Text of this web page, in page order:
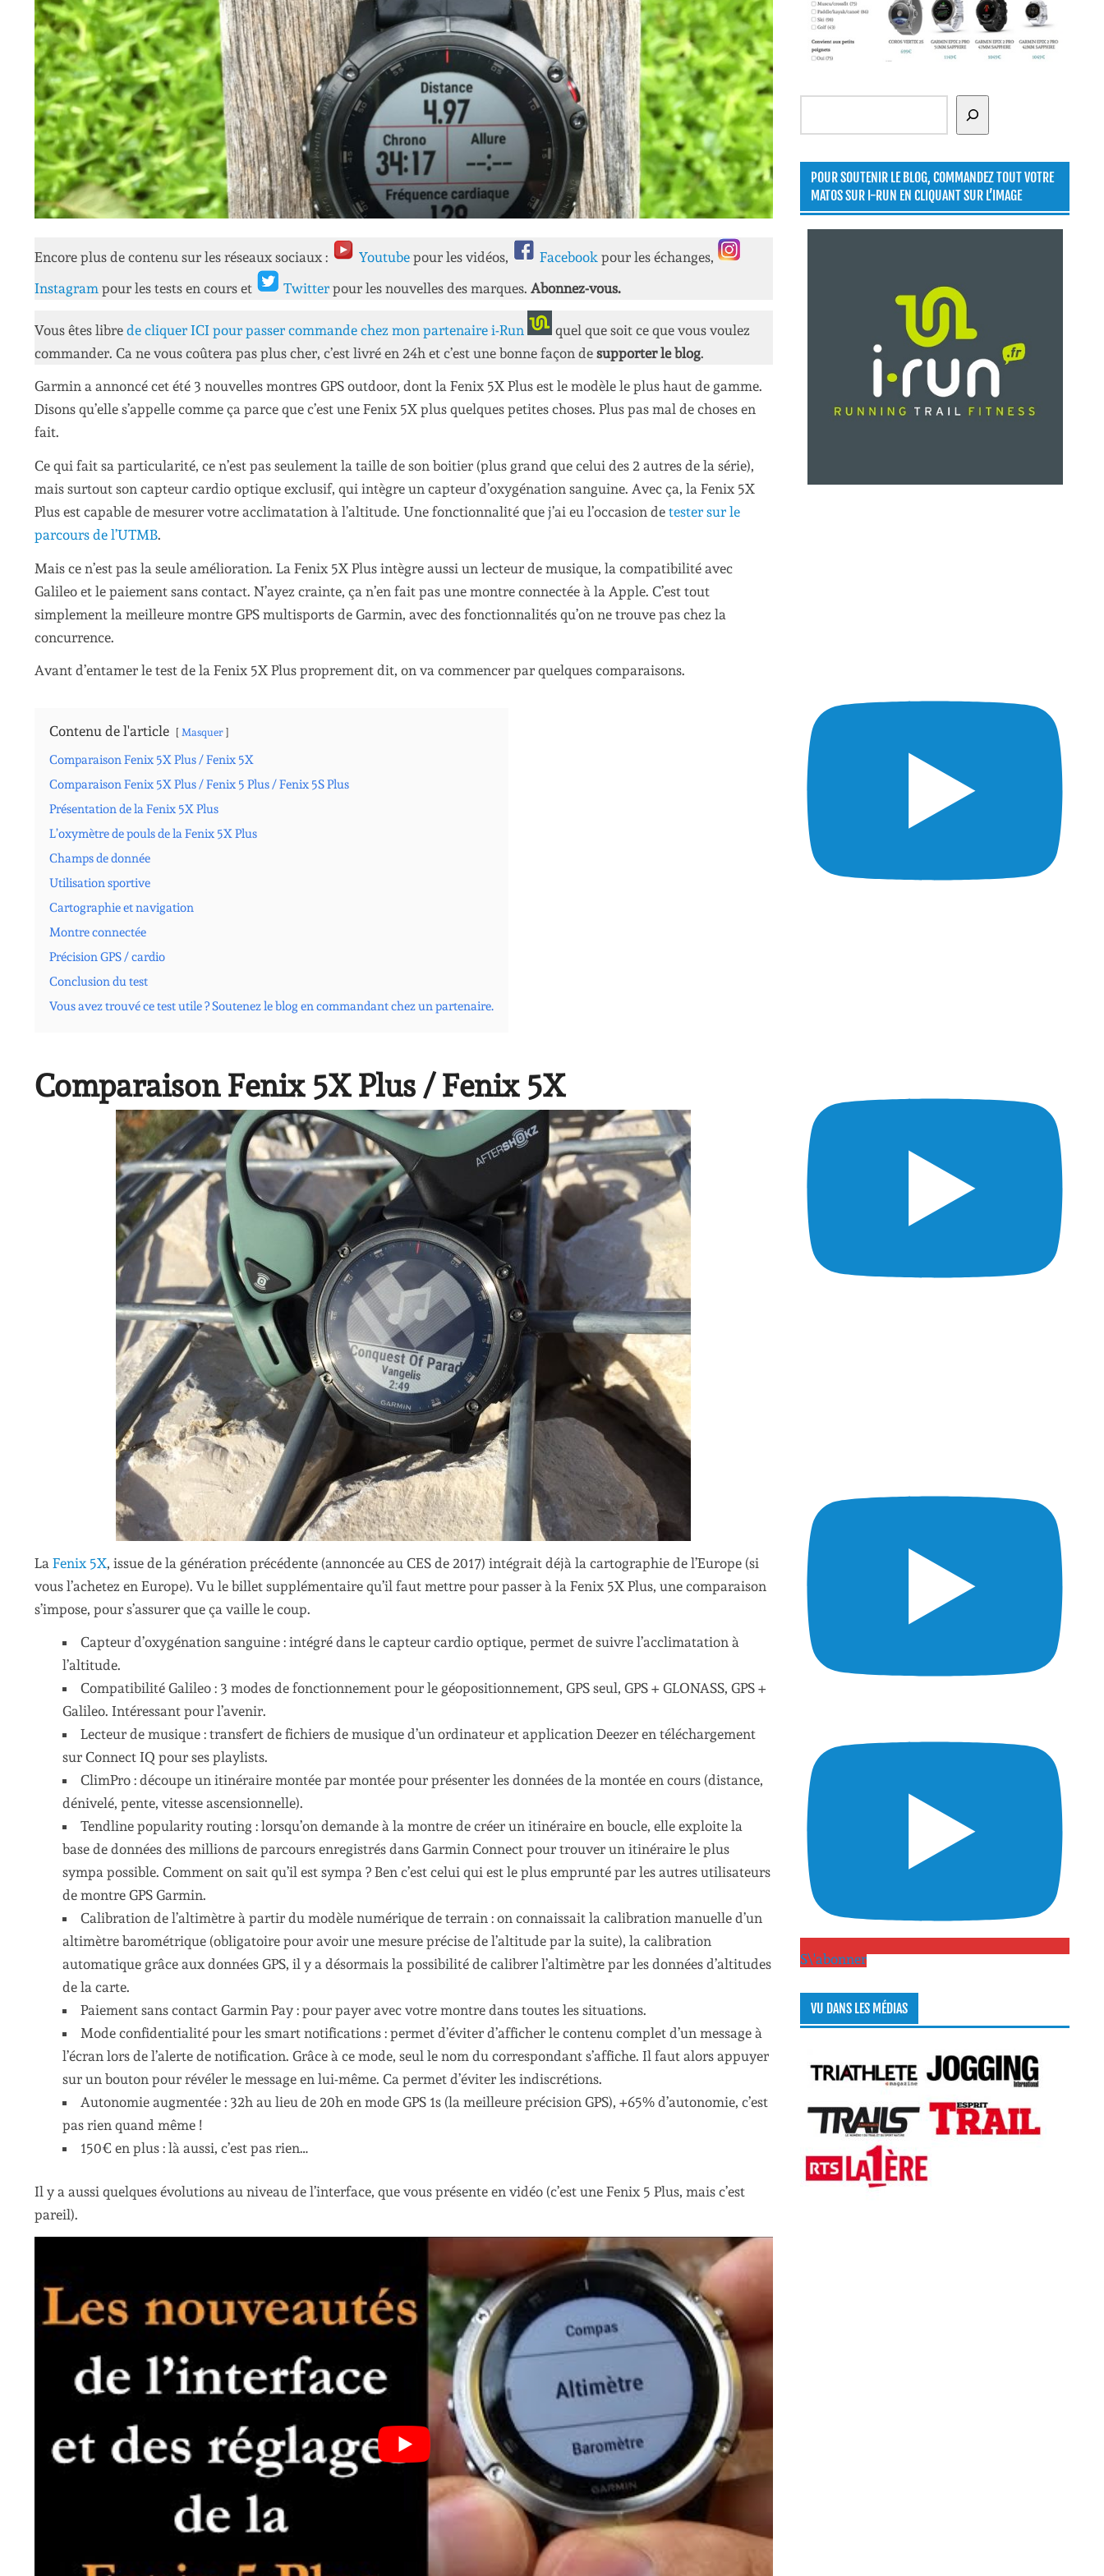
Encore plus de contenu sur les réseaux sociaux : Youtube pour les vidéos, Facebook pour les échanges,
Instagram pour les tests en cours et Twitter pour les nouvelles des marques. Abonnez-vous.
Vous êtes libre de cliquer ICI pour passer commande chez mon partenaire i-Run
quel que soit ce que vous voulez
commander. Ca ne vous coûtera pas plus cher, c’est livré en 24h et c’est une bonne façon de supporter le blog.
Garmin a annoncé cet été 3 nouvelles montres GPS outdoor, dont la Fenix 5X Plus est le modèle le plus haut de gamme.
Disons qu’elle s’appelle comme ça parce que c’est une Fenix 5X plus quelques petites choses. Plus pas mal de choses en
fait.
Ce qui fait sa particularité, ce n’est pas seulement la taille de son boitier (plus grand que celui des 2 autres de la série),
mais surtout son capteur cardio optique exclusif, qui intègre un capteur d’oxygénation sanguine. Avec ça, la Fenix 5X
Plus est capable de mesurer votre acclimatation à l’altitude. Une fonctionnalité que j’ai eu l’occasion de tester sur le
parcours de l’UTMB.
Mais ce n’est pas la seule amélioration. La Fenix 5X Plus intègre aussi un lecteur de musique, la compatibilité avec
Galileo et le paiement sans contact. N’ayez crainte, ça n’en fait pas une montre connectée à la Apple. C’est tout
simplement la meilleure montre GPS multisports de Garmin, avec des fonctionnalités qu’on ne trouve pas chez la
concurrence.
Avant d’entamer le test de la Fenix 5X Plus proprement dit, on va commencer par quelques comparaisons.
Contenu de l'article Masquer
Comparaison Fenix 5X Plus / Fenix 5X
Comparaison Fenix 5X Plus / Fenix 5 Plus / Fenix 5S Plus
Présentation de la Fenix 5X Plus
L’oxymètre de pouls de la Fenix 5X Plus
Champs de donnée
Utilisation sportive
Cartographie et navigation
Montre connectée
Précision GPS / cardio
Conclusion du test
Vous avez trouvé ce test utile ? Soutenez le blog en commandant chez un partenaire.
Comparaison Fenix 5X Plus / Fenix 5X
La Fenix 5X, issue de la génération précédente (annoncée au CES de 2017) intégrait déjà la cartographie de l’Europe (si
vous l’achetez en Europe). Vu le billet supplémentaire qu’il faut mettre pour passer à la Fenix 5X Plus, une comparaison
s’impose, pour s’assurer que ça vaille le coup.
Capteur d’oxygénation sanguine : intégré dans le capteur cardio optique, permet de suivre l’acclimatation à
l’altitude.
Compatibilité Galileo : 3 modes de fonctionnement pour le géopositionnement, GPS seul, GPS + GLONASS, GPS +
Galileo. Intéressant pour l’avenir.
Lecteur de musique : transfert de fichiers de musique d’un ordinateur et application Deezer en téléchargement
sur Connect IQ pour ses playlists.
ClimPro : découpe un itinéraire montée par montée pour présenter les données de la montée en cours (distance,
dénivelé, pente, vitesse ascensionnelle).
Tendline popularity routing : lorsqu’on demande à la montre de créer un itinéraire en boucle, elle exploite la
base de données des millions de parcours enregistrés dans Garmin Connect pour trouver un itinéraire le plus
sympa possible. Comment on sait qu’il est sympa ? Ben c’est celui qui est le plus emprunté par les autres utilisateurs
de montre GPS Garmin.
Calibration de l’altimètre à partir du modèle numérique de terrain : on connaissait la calibration manuelle d’un
altimètre barométrique (obligatoire pour avoir une mesure précise de l’altitude par la suite), la calibration
automatique grâce aux données GPS, il y a désormais la possibilité de calibrer l’altimètre par les données d’altitudes
de la carte.
Paiement sans contact Garmin Pay : pour payer avec votre montre dans toutes les situations.
Mode confidentialité pour les smart notifications : permet d’éviter d’afficher le contenu complet d’un message à
l’écran lors de l’alerte de notification. Grâce à ce mode, seul le nom du correspondant s’affiche. Il faut alors appuyer
sur un bouton pour révéler le message en lui-même. Ca permet d’éviter les indiscrétions.
Autonomie augmentée : 32h au lieu de 20h en mode GPS 1s (la meilleure précision GPS), +65% d’autonomie, c’est
pas rien quand même !
150€ en plus : là aussi, c’est pas rien…
Il y a aussi quelques évolutions au niveau de l’interface, que vous présente en vidéo (c’est une Fenix 5 Plus, mais c’est
pareil).
Rechercher
POUR SOUTENIR LE BLOG, COMMANDEZ TOUT VOTRE
MATOS SUR I-RUN EN CLIQUANT SUR L’IMAGE
S\'abonner
VU DANS LES MÉDIAS